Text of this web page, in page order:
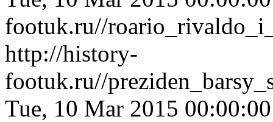
footuk.ru//
http://history-
footuk.ru//
Tue, 10 Mar 2015